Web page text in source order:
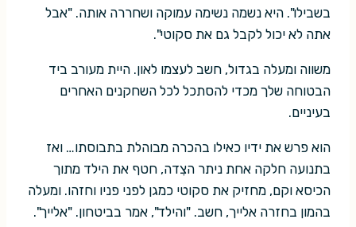
בשבילו". היא נשמה נשימה עמוקה ושחררה אותה. "אבל
אתה לא יכול לקבל גם את סקוטי".
משווה ומעלה בגדול, חשב לעצמו לאון. היית מעורב ביד
הבטוחה שלך מכדי להסתכל לכל השחקנים האחרים
בעיניים.
הוא פרש את ידיו כאילו בהכרה מבוהלת בתבוסתו… ואז
בתנועה חלקה אחת ניתר הצִדה, חטף את הילד מתוך
הכיסא וקם, מחזיק את סקוטי כמגן לפני פניו וחזהו. ומעלה
בהמון בחזרה אלייך, חשב. "והילד", אמר בביטחון. "אלייך".